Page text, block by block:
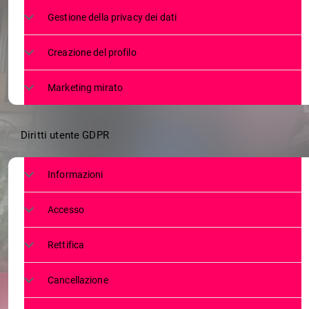
VOCI
Gestione della privacy dei dati
Creazione del profilo
Marketing mirato
Diritti utente GDPR
Informazioni
Accesso
Rettifica
Cancellazione